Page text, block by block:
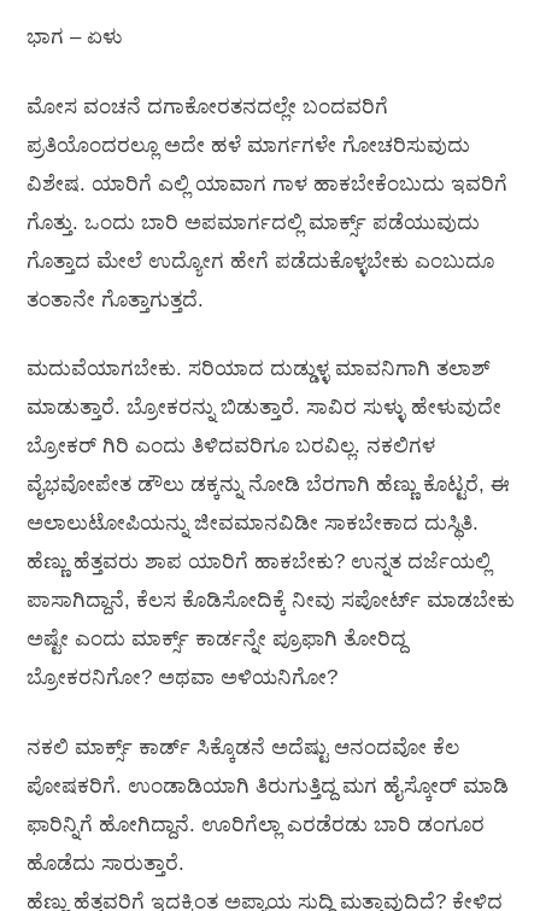
ಭಾಗ – ಏಳು
ಮೋಸ ವಂಚನೆ ದಗಾಕೋರತನದಲ್ಲೇ ಬಂದವರಿಗೆ
ಪ್ರತಿಯೊಂದರಲ್ಲೂ ಅದೇ ಹಳೆ ಮಾರ್ಗಗಳೇ ಗೋಚರಿಸುವುದು
ವಿಶೇಷ. ಯಾರಿಗೆ ಎಲ್ಲಿ ಯಾವಾಗ ಗಾಳ ಹಾಕಬೇಕೆಂಬುದು ಇವರಿಗೆ
ಗೊತ್ತು. ಒಂದು ಬಾರಿ ಅಪಮಾರ್ಗದಲ್ಲಿ ಮಾರ್ಕ್ಸ್ ಪಡೆಯುವುದು
ಗೊತ್ತಾದ ಮೇಲೆ ಉದ್ಯೋಗ ಹೇಗೆ ಪಡೆದುಕೊಳ್ಳಬೇಕು ಎಂಬುದೂ
ತಂತಾನೇ ಗೊತ್ತಾಗುತ್ತದೆ.
ಮದುವೆಯಾಗಬೇಕು. ಸರಿಯಾದ ದುಡ್ಡುಳ್ಳ ಮಾವನಿಗಾಗಿ ತಲಾಶ್
ಮಾಡುತ್ತಾರೆ. ಬ್ರೋಕರನ್ನು ಬಿಡುತ್ತಾರೆ. ಸಾವಿರ ಸುಳ್ಳು ಹೇಳುವುದೇ
ಬ್ರೋಕರ್ ಗಿರಿ ಎಂದು ತಿಳಿದವರಿಗೂ ಬರವಿಲ್ಲ. ನಕಲಿಗಳ
ವೈಭವೋಪೇತ ಡೌಲು ಡಕ್ಕನ್ನು ನೋಡಿ ಬೆರಗಾಗಿ ಹೆಣ್ಣು ಕೊಟ್ಟರೆ, ಈ
ಅಲಾಲುಟೋಪಿಯನ್ನು ಜೀವಮಾನವಿಡೀ ಸಾಕಬೇಕಾದ ದುಸ್ಥಿತಿ.
ಹೆಣ್ಣು ಹೆತ್ತವರು ಶಾಪ ಯಾರಿಗೆ ಹಾಕಬೇಕು? ಉನ್ನತ ದರ್ಜೆಯಲ್ಲಿ
ಪಾಸಾಗಿದ್ದಾನೆ, ಕೆಲಸ ಕೊಡಿಸೋದಿಕ್ಕೆ ನೀವು ಸಪೋರ್ಟ್ ಮಾಡಬೇಕು
ಅಷ್ಟೇ ಎಂದು ಮಾರ್ಕ್ಸ್ ಕಾರ್ಡನ್ನೇ ಪ್ರೂಫಾಗಿ ತೋರಿದ್ದ
ಬ್ರೋಕರನಿಗೋ? ಅಥವಾ ಅಳಿಯನಿಗೋ?
ನಕಲಿ ಮಾರ್ಕ್ಸ್ ಕಾರ್ಡ್ ಸಿಕ್ಕೊಡನೆ ಅದೆಷ್ಟು ಆನಂದವೋ ಕೆಲ
ಪೋಷಕರಿಗೆ. ಉಂಡಾಡಿಯಾಗಿ ತಿರುಗುತ್ತಿದ್ದ ಮಗ ಹೈಸ್ಕೋರ್ ಮಾಡಿ
ಫಾರಿನ್ನಿಗೆ ಹೋಗಿದ್ದಾನೆ. ಊರಿಗೆಲ್ಲಾ ಎರಡೆರಡು ಬಾರಿ ಡಂಗೂರ
ಹೊಡೆದು ಸಾರುತ್ತಾರೆ.
ಹೆಣ್ಣು ಹೆತ್ತವರಿಗೆ ಇದಕ್ಕಿಂತ ಅಪ್ಯಾಯ ಸುದ್ದಿ ಮತ್ತಾವುದಿದೆ? ಕೇಳಿದ